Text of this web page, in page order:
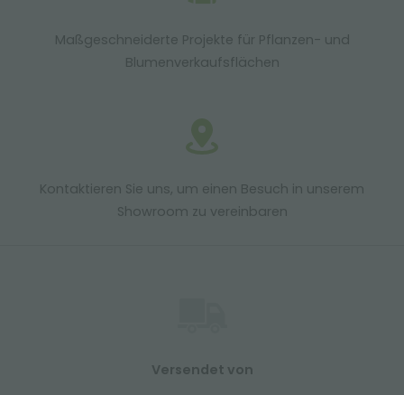
Maßgeschneiderte Projekte für Pflanzen- und
Blumenverkaufsflächen
Kontaktieren Sie uns, um einen Besuch in unserem
Showroom zu vereinbaren
Versendet von